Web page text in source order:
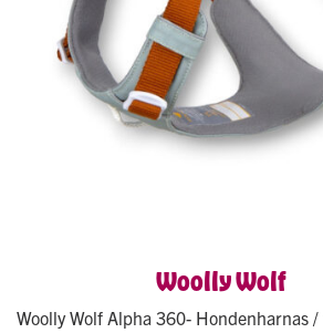
Woolly Wolf
Woolly Wolf Alpha 360- Hondenharnas